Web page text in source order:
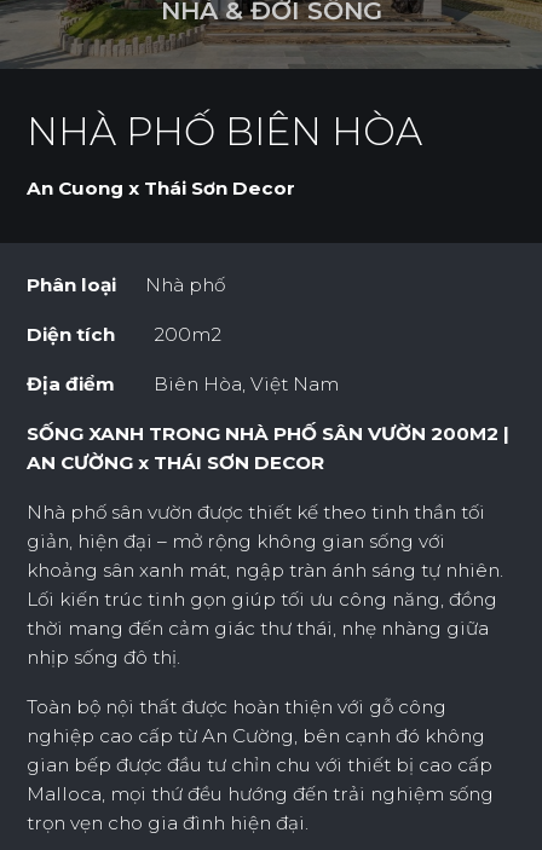
NHÀ & ĐỜI SỐNG
NHÀ PHỐ BIÊN HÒA
An Cuong x Thái Sơn Decor
Phân loại Nhà phố
Diện tích 200m2
Địa điểm Biên Hòa, Việt Nam
SỐNG XANH TRONG NHÀ PHỐ SÂN VƯỜN 200M2 |
AN CƯỜNG x THÁI SƠN DECOR
Nhà phố sân vườn được thiết kế theo tinh thần tối
giản, hiện đại – mở rộng không gian sống với
khoảng sân xanh mát, ngập tràn ánh sáng tự nhiên.
Lối kiến trúc tinh gọn giúp tối ưu công năng, đồng
thời mang đến cảm giác thư thái, nhẹ nhàng giữa
nhịp sống đô thị.
Toàn bộ nội thất được hoàn thiện với gỗ công
nghiệp cao cấp từ An Cường, bên cạnh đó không
gian bếp được đầu tư chỉn chu với thiết bị cao cấp
Malloca, mọi thứ đều hướng đến trải nghiệm sống
trọn vẹn cho gia đình hiện đại.